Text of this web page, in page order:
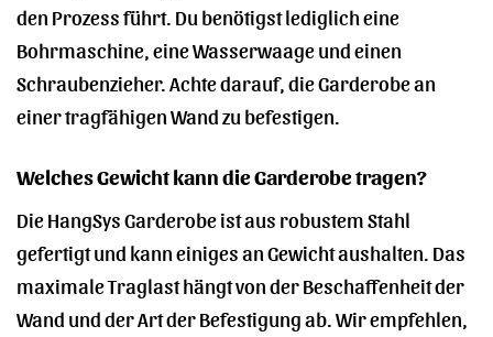
den Prozess führt. Du benötigst lediglich eine
Bohrmaschine, eine Wasserwaage und einen
Schraubenzieher. Achte darauf, die Garderobe an
einer tragfähigen Wand zu befestigen.
Welches Gewicht kann die Garderobe tragen?
Die HangSys Garderobe ist aus robustem Stahl
gefertigt und kann einiges an Gewicht aushalten. Das
maximale Traglast hängt von der Beschaffenheit der
Wand und der Art der Befestigung ab. Wir empfehlen,